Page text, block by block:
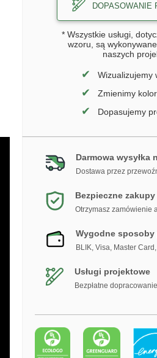
DOPASOWANIE
* Wszystkie usługi,
wzoru, są
naszych
✔ Wizualizujemy
✔ Zmienimy kolor
✔ Dopasujemy
Darmowa wysyłka
Dostawa przez
Bezpieczne zakupy
Otrzymasz zamówienie
Wygodne sposoby
BLIK, Visa, Master
Usługi projektowe
Bezpłatne